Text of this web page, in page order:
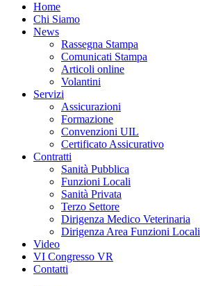
Home
Chi Siamo
News
Rassegna Stampa
Comunicati Stampa
Articoli online
Volantini
Servizi
Assicurazioni
Formazione
Convenzioni UIL
Certificato Assicurativo
Contratti
Sanità Pubblica
Funzioni Locali
Sanità Privata
Terzo Settore
Dirigenza Medico Veterinaria
Dirigenza Area Funzioni Locali
Video
VI Congresso VR
Contatti